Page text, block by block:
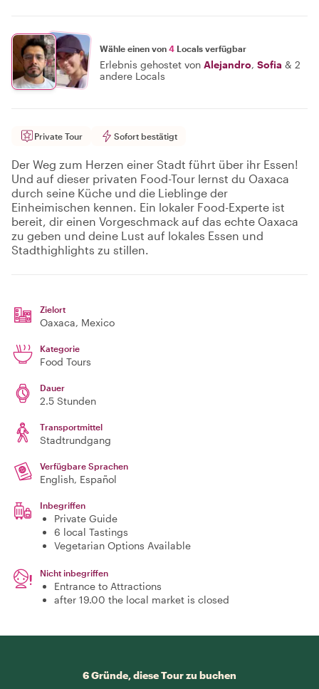
Wähle einen von 4 Locals verfügbar
Erlebnis gehostet von Alejandro, Sofia & 2
andere Locals
Private Tour Sofort bestätigt
Der Weg zum Herzen einer Stadt führt über ihr Essen!
Und auf dieser privaten Food-Tour lernst du Oaxaca
durch seine Küche und die Lieblinge der
Einheimischen kennen. Ein lokaler Food-Experte ist
bereit, dir einen Vorgeschmack auf das echte Oaxaca
zu geben und deine Lust auf lokales Essen und
Stadthighlights zu stillen.
Zielort
Oaxaca, Mexico
Kategorie
Food Tours
Dauer
2.5 Stunden
Transportmittel
Stadtrundgang
Verfügbare Sprachen
English, Español
Inbegriffen
Private Guide
6 local Tastings
Vegetarian Options Available
Nicht inbegriffen
Entrance to Attractions
after 19.00 the local market is closed
6 Gründe, diese Tour zu buchen